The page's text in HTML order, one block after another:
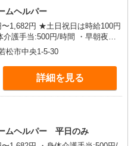
ムヘルパー
日祝日は時給100円
介護手当:500円/時間 ・早朝夜間
/時間 （18:00〜翌07:59の時間
円/月 ・深夜割増は別途支給
動時間も賃金（時給）を支給 ※
当:60円/時間含む ※給与幅は資
松市中央1-5-30
詳細を見る
ムヘルパー 平日のみ